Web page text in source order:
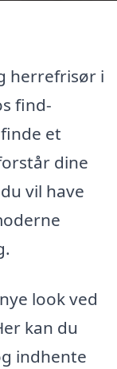
herrefrisør i
find-
et
dine
vil have
look ved
kan du
indhente